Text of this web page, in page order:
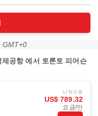
GMT+0
공항 에서 토론토 피어슨
시작으로
US$ 789.32
요금/인